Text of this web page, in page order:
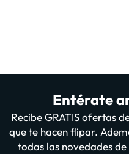
Entérate
Recibe GRATIS ofertas
que te hacen flipar.
todas las novedades